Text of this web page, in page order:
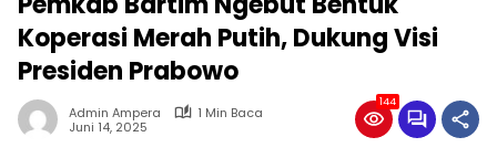
fokus
pada
pemberitaan
nasional
maupun
international,
Koperasi Merah Putih, Dukung Visi
Presiden Prabowo
Admin Ampera
1 Min Baca
Juni 14, 2025
144